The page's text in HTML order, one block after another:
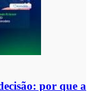
por que a